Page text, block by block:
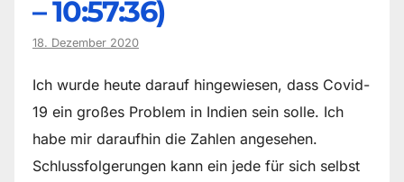
– 10:57:36)
18. Dezember 2020
Ich wurde heute darauf hingewiesen, dass Covid-
19 ein großes Problem in Indien sein solle. Ich
habe mir daraufhin die Zahlen angesehen.
Schlussfolgerungen kann ein jede für sich selbst